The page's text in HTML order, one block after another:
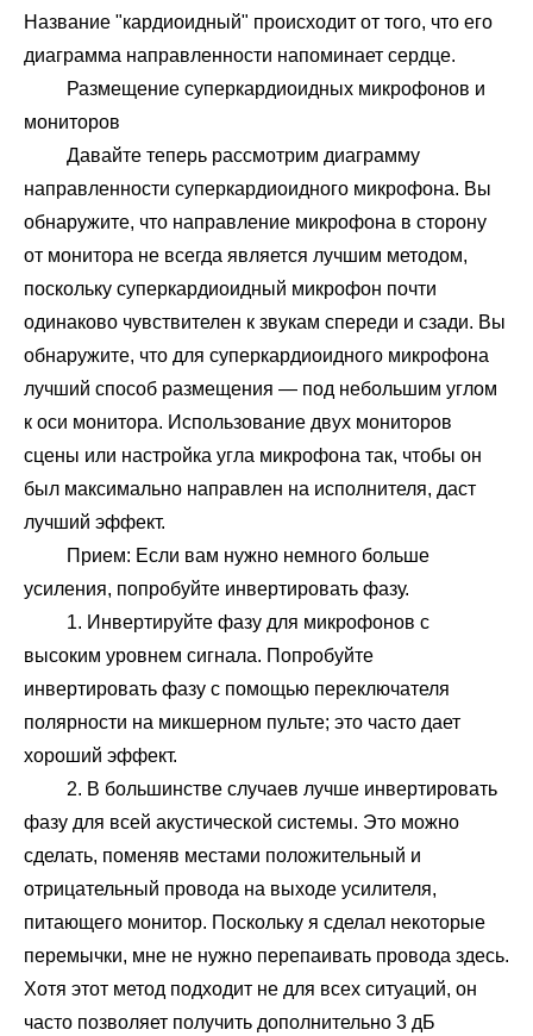
Название "кардиоидный" происходит от того, что его
диаграмма направленности напоминает сердце.
Размещение суперкардиоидных микрофонов и
мониторов
Давайте теперь рассмотрим диаграмму
направленности суперкардиоидного микрофона. Вы
обнаружите, что направление микрофона в сторону
от монитора не всегда является лучшим методом,
поскольку суперкардиоидный микрофон почти
одинаково чувствителен к звукам спереди и сзади. Вы
обнаружите, что для суперкардиоидного микрофона
лучший способ размещения — под небольшим углом
к оси монитора. Использование двух мониторов
сцены или настройка угла микрофона так, чтобы он
был максимально направлен на исполнителя, даст
лучший эффект.
Прием: Если вам нужно немного больше
усиления, попробуйте инвертировать фазу.
1. Инвертируйте фазу для микрофонов с
высоким уровнем сигнала. Попробуйте
инвертировать фазу с помощью переключателя
полярности на микшерном пульте; это часто дает
хороший эффект.
2. В большинстве случаев лучше инвертировать
фазу для всей акустической системы. Это можно
сделать, поменяв местами положительный и
отрицательный провода на выходе усилителя,
питающего монитор. Поскольку я сделал некоторые
перемычки, мне не нужно перепаивать провода здесь.
Хотя этот метод подходит не для всех ситуаций, он
часто позволяет получить дополнительно 3 дБ